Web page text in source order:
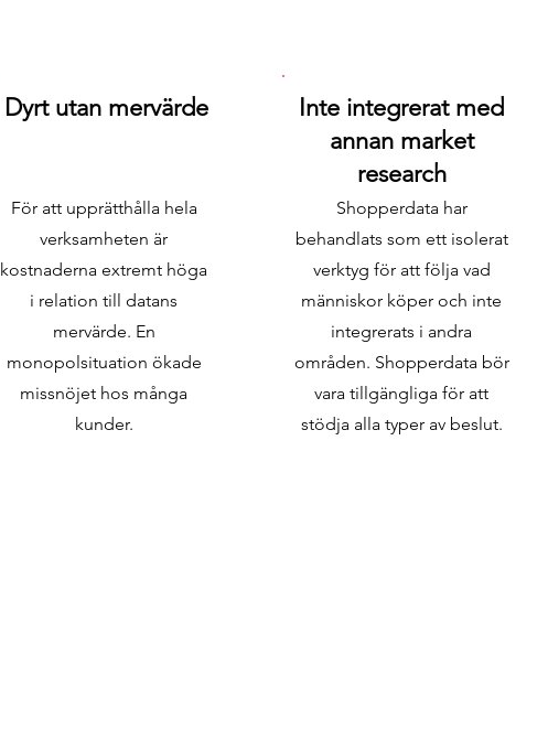
Dyrt utan mervärde
För att upprätthålla hela
verksamheten är
kostnaderna extremt höga
i relation till datans
mervärde. En
monopolsituation ökade
missnöjet hos många
kunder.
Inte integrerat med
annan market
research
Shopperdata har
behandlats som ett isolerat
verktyg för att följa vad
människor köper och inte
integrerats i andra
områden. Shopperdata bör
vara tillgängliga för att
stödja alla typer av beslut.